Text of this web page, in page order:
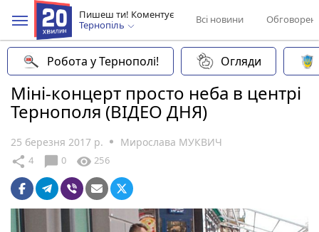
Пишеш ти! Коментує
Тернопіль
Всі новини
Робота у Тернополі! Огляди
Міні-концерт просто неба в центрі
Тернополя (ВІДЕО ДНЯ)
25 березня 2017 р. Мирослава МУКВИЧ
share 4 chat_bubble 0 visibility 256